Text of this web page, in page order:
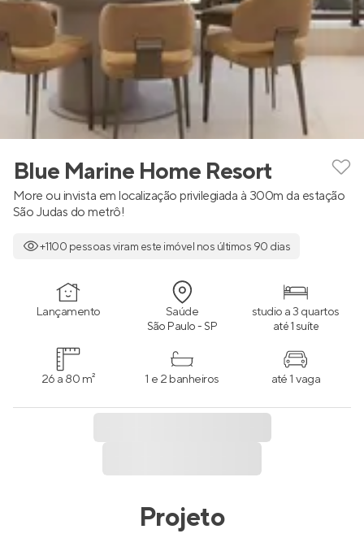
Blue Marine Home Resort
More ou invista em localização privilegiada à 300m da estação
São Judas do metrô!
+1100 pessoas viram este imóvel nos últimos 90 dias
Lançamento Saúde
São Paulo - SP
studio a 3 quartos
até 1 suíte
26 a 80 m² 1 e 2 banheiros até 1 vaga
Projeto